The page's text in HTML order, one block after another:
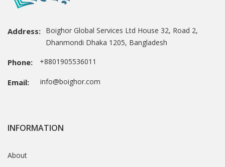
Address: Boighor Global Services Ltd House 32, Road 2,
Dhanmondi Dhaka 1205, Bangladesh
Phone: +8801905536011
Email: info@boighor.com
INFORMATION
About